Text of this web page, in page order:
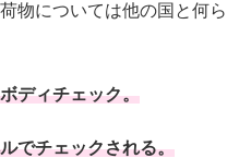
物については他の国と何ら
ボディチェック。
でチェックされる。